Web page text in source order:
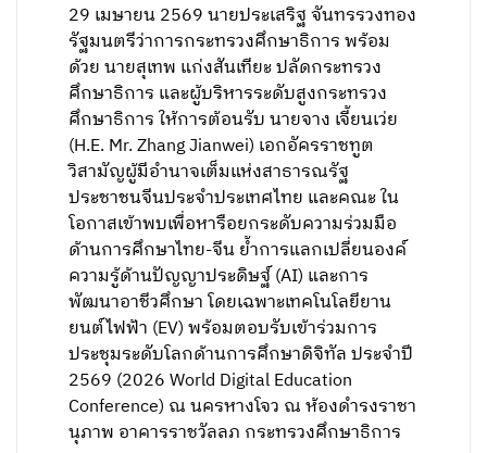
29 เมษายน 2569 นายประเสริฐ จันทรรวงทอง
รัฐมนตรีว่าการกระทรวงศึกษาธิการ พร้อม
ด้วย นายสุเทพ แก่งสันเทียะ ปลัดกระทรวง
ศึกษาธิการ และผู้บริหารระดับสูงกระทรวง
ศึกษาธิการ ให้การต้อนรับ นายจาง เจี้ยนเว่ย
(H.E. Mr. Zhang Jianwei) เอกอัครราชทูต
วิสามัญผู้มีอำนาจเต็มแห่งสาธารณรัฐ
ประชาชนจีนประจำประเทศไทย และคณะ ใน
โอกาสเข้าพบเพื่อหารือยกระดับความร่วมมือ
ด้านการศึกษาไทย-จีน ย้ำการแลกเปลี่ยนองค์
ความรู้ด้านปัญญาประดิษฐ์ (AI) และการ
พัฒนาอาชีวศึกษา โดยเฉพาะเทคโนโลยียาน
ยนต์ไฟฟ้า (EV) พร้อมตอบรับเข้าร่วมการ
ประชุมระดับโลกด้านการศึกษาดิจิทัล ประจำปี
2569 (2026 World Digital Education
Conference) ณ นครหางโจว ณ ห้องดำรงราชา
นุภาพ อาคารราชวัลลภ กระทรวงศึกษาธิการ